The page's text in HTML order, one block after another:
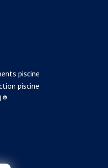
piscine
piscine